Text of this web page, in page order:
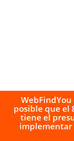
WebFindYou
posible que el
tiene el
implementar